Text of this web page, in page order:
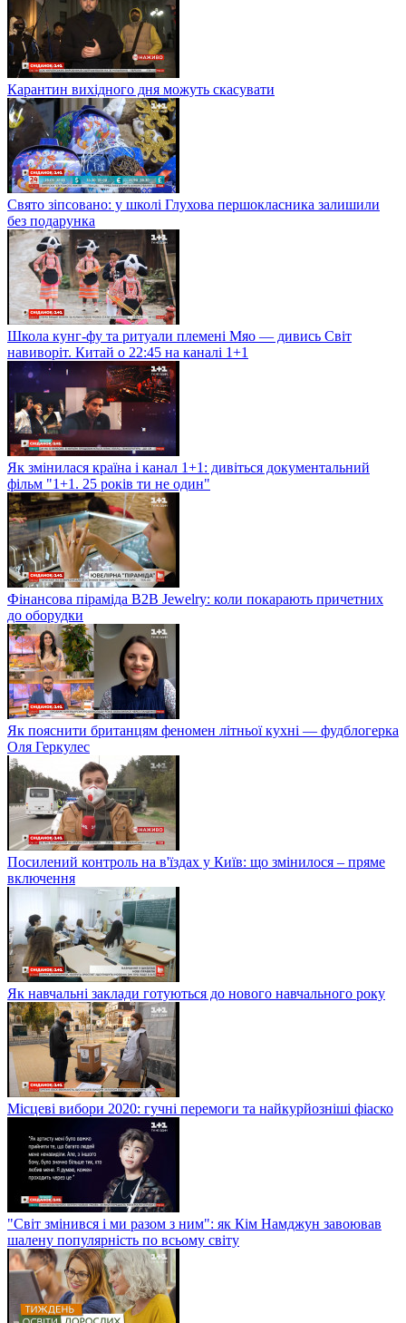
Карантин вихідного дня можуть скасувати
Свято зіпсовано: у школі Глухова першокласника залишили
без подарунка
Школа кунг-фу та ритуали племені Мяо — дивись Світ
навиворіт. Китай о 22:45 на каналі 1+1
Як змінилася країна і канал 1+1: дивіться документальний
фільм "1+1. 25 років ти не один"
Фінансова піраміда B2B Jewelry: коли покарають причетних
до оборудки
Як пояснити британцям феномен літньої кухні — фудблогерка
Оля Геркулес
Посилений контроль на в'їздах у Київ: що змінилося – пряме
включення
Як навчальні заклади готуються до нового навчального року
Місцеві вибори 2020: гучні перемоги та найкурйозніші фіаско
"Світ змінився і ми разом з ним": як Кім Намджун завоював
шалену популярність по всьому світу